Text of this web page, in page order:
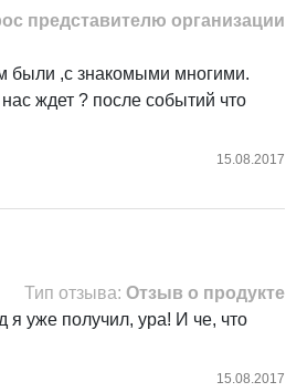
представителю организации
были ,с знакомыми многими.
ждет ? после событий что
15.08.2017
Тип отзыва: Отзыв о продукте
уже получил, ура! И че, что
15.08.2017